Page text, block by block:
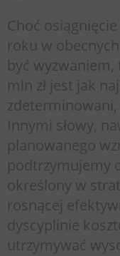
Choć
roku w
być wyzwaniem,
mln zł jest jak
zdeterminowani,
Innymi słowy,
planowanego
podtrzymujemy
określony w
rosnącej
dyscyplinie
utrzymywać